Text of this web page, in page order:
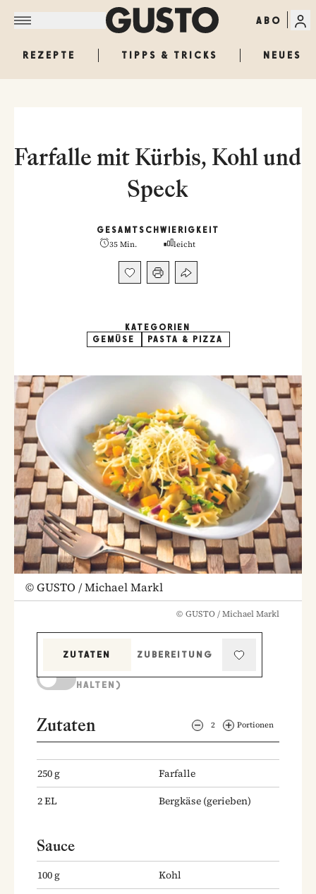
ABO
REZEPTE TIPPS & TRICKS NEUES
Farfalle mit Kürbis, Kohl und
Speck
GESAMT
35 Min.
SCHWIERIGKEIT
leicht
KATEGORIEN
GEMÜSE
PASTA & PIZZA
©GUSTO / Michael Markl
© GUSTO / Michael Markl
ZUTATEN
ZUBEREITUNG
HALTEN)
Zutaten 2 Portionen
250g
Farfalle
2EL Bergkäse (gerieben)
Sauce
100g Kohl